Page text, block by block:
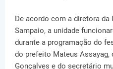
De acordo com a diretora da
Sampaio, a unidade
durante a programação do
do prefeito Mateus Assayag,
Gonçalves e do secretário